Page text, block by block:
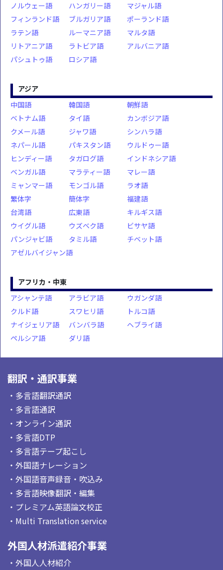
ノルウェー語
ハンガリー語
マジャル語
フィンランド語
ブルガリア語
ポーランド語
ラテン語
ルーマニア語
マルタ語
リトアニア語
ラトビア語
アルバニア語
パシュトゥ語
ロシア語
アジア
中国語
韓国語
朝鮮語
ベトナム語
タイ語
カンボジア語
クメール語
ジャワ語
シンハラ語
ネパール語
パキスタン語
ウルドゥー語
ヒンディー語
タガログ語
インドネシア語
ベンガル語
マラティー語
マレー語
ミャンマー語
モンゴル語
ラオ語
繁体字
簡体字
福建語
台湾語
広東語
キルギス語
ウイグル語
ウズベク語
ビサヤ語
パンジャビ語
タミル語
チベット語
アゼルバイジャン語
アフリカ・中東
アシャンテ語
アラビア語
ウガンダ語
クルド語
スワヒリ語
トルコ語
ナイジェリア語
バンバラ語
ヘブライ語
ペルシア語
ダリ語